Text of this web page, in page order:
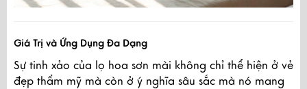
Giá Trị và Ứng Dụng Đa Dạng
Sự tinh xảo của lọ hoa sơn mài không chỉ thể hiện ở vẻ
đẹp thẩm mỹ mà còn ở ý nghĩa sâu sắc mà nó mang